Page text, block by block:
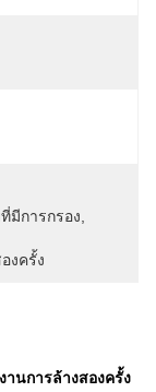
มีการกรอง
งครั้ง
านการล้างสองครั้ง